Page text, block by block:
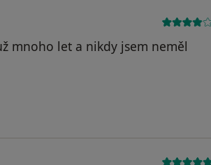
mnoho let a nikdy jsem neměl